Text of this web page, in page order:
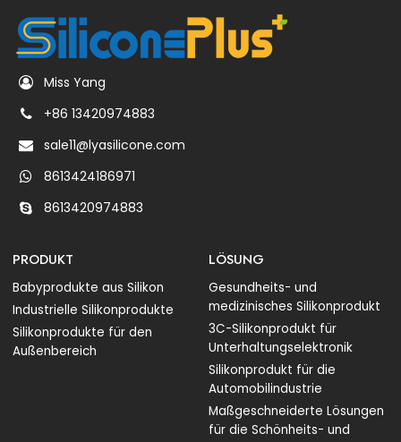
Miss Yang
+86 13420974883
sale11@lyasilicone.com
8613424186971
8613420974883
PRODUKT
Babyprodukte aus Silikon
Industrielle Silikonprodukte
Silikonprodukte für den
Außenbereich
LÖSUNG
Gesundheits- und
medizinisches Silikonprodukt
3C-Silikonprodukt für
Unterhaltungselektronik
Silikonprodukt für die
Automobilindustrie
Maßgeschneiderte Lösungen
für die Schönheits- und